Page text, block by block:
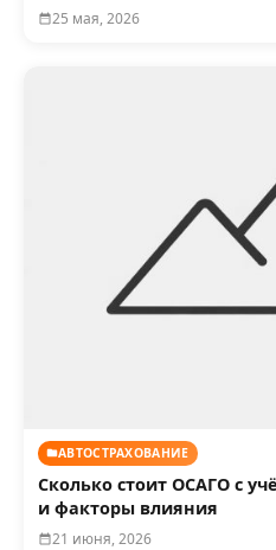
25 мая, 2026
АВТОСТРАХОВАНИЕ
Сколько стоит ОСАГО с
и факторы влияния
21 июня, 2026